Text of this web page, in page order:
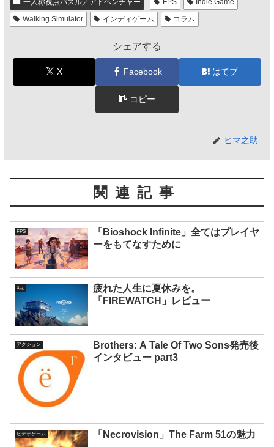
一人称視点パズル／アドベンチャー FPS
Indie Game
Walking Simulator
インディゲーム コラム
シェアする
X Facebook はてブ
コピー
ヒマ之助
関連記事
FPS
「Bioshock Infinite」全てはプレイヤ
ーをもてなすために
4点
疲れた人生に夏休みを。
「FIREWATCH」レビュー
アクション
Brothers: A Tale Of Two Sons発売後
インタビュー part3
ビデオゲーム 「Necrovision」The Farm 51の魅力